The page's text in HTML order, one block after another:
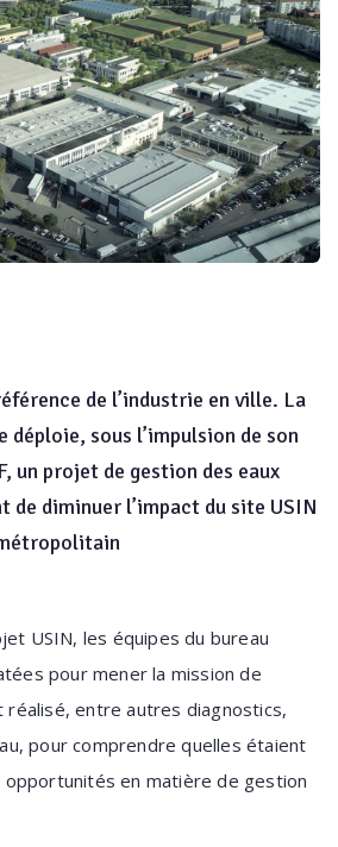
de l’industrie en ville. La
déploie, sous l’impulsion de son
un projet de gestion des eaux
de diminuer l’impact du site USIN
USIN, les équipes du bureau
pour mener la mission de
entre autres diagnostics,
pour comprendre quelles étaient
en matière de gestion